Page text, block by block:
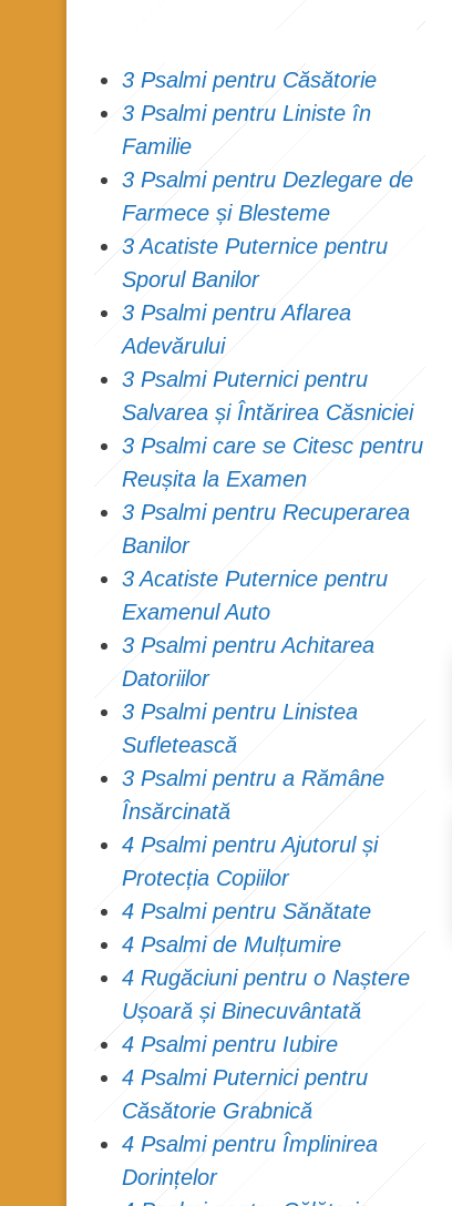
3 Psalmi pentru Căsătorie
3 Psalmi pentru Liniste în
Familie
3 Psalmi pentru Dezlegare de
Farmece și Blesteme
3 Acatiste Puternice pentru
Sporul Banilor
3 Psalmi pentru Aflarea
Adevărului
3 Psalmi Puternici pentru
Salvarea și Întărirea Căsniciei
3 Psalmi care se Citesc pentru
Reușita la Examen
3 Psalmi pentru Recuperarea
Banilor
3 Acatiste Puternice pentru
Examenul Auto
3 Psalmi pentru Achitarea
Datoriilor
3 Psalmi pentru Linistea
Sufletească
3 Psalmi pentru a Rămâne
Însărcinată
4 Psalmi pentru Ajutorul și
Protecția Copiilor
4 Psalmi pentru Sănătate
4 Psalmi de Mulțumire
4 Rugăciuni pentru o Naștere
Ușoară și Binecuvântată
4 Psalmi pentru Iubire
4 Psalmi Puternici pentru
Căsătorie Grabnică
4 Psalmi pentru Împlinirea
Dorințelor